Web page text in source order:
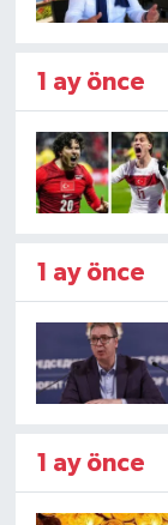
1 ay önce
1 ay önce
1 ay önce